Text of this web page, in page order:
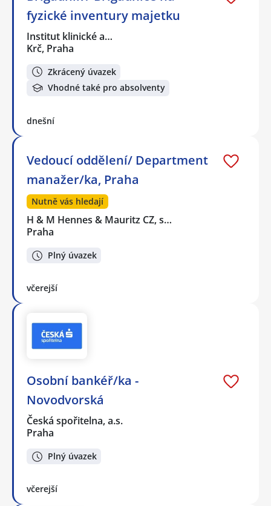
fyzické inventury majetku
Institut klinické a…
Krč, Praha
Zkrácený úvazek
Vhodné také pro absolventy
dnešní
Vedoucí oddělení/ Department
manažer/ka, Praha
Nutně vás hledají
H & M Hennes & Mauritz CZ, s…
Praha
Plný úvazek
včerejší
Osobní bankéř/ka -
Novodvorská
Česká spořitelna, a.s.
Praha
Plný úvazek
včerejší